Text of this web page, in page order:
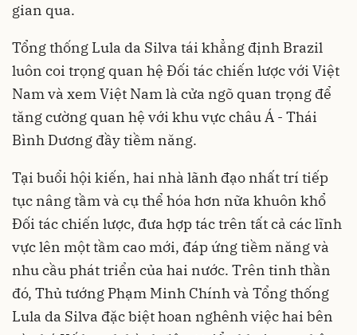
gian qua.
Tổng thống Lula da Silva tái khẳng định Brazil
luôn coi trọng quan hệ Đối tác chiến lược với Việt
Nam và xem Việt Nam là cửa ngõ quan trọng để
tăng cường quan hệ với khu vực châu Á - Thái
Bình Dương đầy tiềm năng.
Tại buổi hội kiến, hai nhà lãnh đạo nhất trí tiếp
tục nâng tầm và cụ thể hóa hơn nữa khuôn khổ
Đối tác chiến lược, đưa hợp tác trên tất cả các lĩnh
vực lên một tầm cao mới, đáp ứng tiềm năng và
nhu cầu phát triển của hai nước. Trên tinh thần
đó, Thủ tướng Phạm Minh Chính và Tổng thống
Lula da Silva đặc biệt hoan nghênh việc hai bên